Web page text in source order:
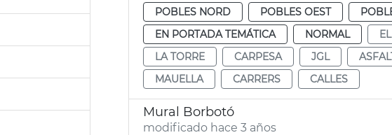
POBLES NORD
POBLES OEST
EN PORTADA TEMÁTICA
NORMAL
LA TORRE
CARPESA JGL
MAUELLA
CARRERS CALLES
Mural Borbotó
modificado hace 3 años